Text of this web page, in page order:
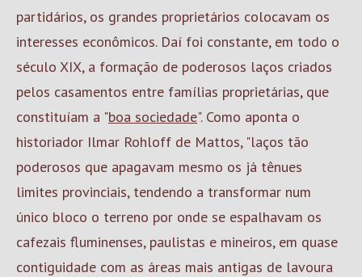
partidários, os grandes proprietários colocavam os
interesses econômicos. Daí foi constante, em todo o
século XIX, a formação de poderosos laços criados
pelos casamentos entre famílias proprietárias, que
constituíam a "boa sociedade". Como aponta o
historiador Ilmar Rohloff de Mattos, "laços tão
poderosos que apagavam mesmo os já tênues
limites provinciais, tendendo a transformar num
único bloco o terreno por onde se espalhavam os
cafezais fluminenses, paulistas e mineiros, em quase
contiguidade com as áreas mais antigas de lavoura